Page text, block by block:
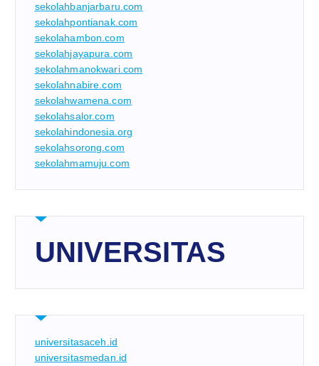
sekolahbanjarbaru.com
sekolahpontianak.com
sekolahambon.com
sekolahjayapura.com
sekolahmanokwari.com
sekolahnabire.com
sekolahwamena.com
sekolahsalor.com
sekolahindonesia.org
sekolahsorong.com
sekolahmamuju.com
UNIVERSITAS
universitasaceh.id
universitasmedan.id